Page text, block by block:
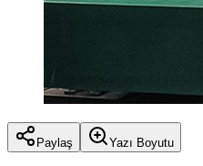
Paylaş Yazı Boyutu